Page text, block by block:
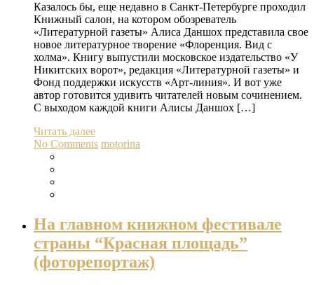
Казалось бы, еще недавно в Санкт-Петербурге проходил
Книжный салон, на котором обозреватель
«Литературной газеты» Алиса Даншох представила свое
новое литературное творение «Флоренция. Вид с
холма». Книгу выпустили московское издательство «У
Никитских ворот», редакция «Литературной газеты» и
Фонд поддержки искусств «Арт-линия». И вот уже
автор готовится удивить читателей новым сочинением.
С выходом каждой книги Алисы Даншох […]
Читать далее
No Comments motorina
На главном книжном фестивале
страны “Красная площадь”
(фоторепортаж)